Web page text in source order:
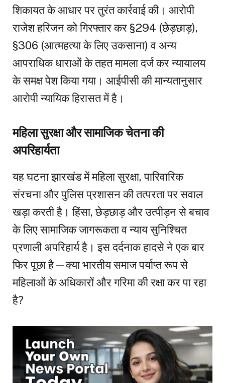
शिकायत के आधार पर तुरंत कार्रवाई की। आरोपी
राजेश हरिजन को गिरफ्तार कर §294 (छेड़छाड़),
§306 (आत्महत्या के लिए उकसाना) व अन्य
आपराधिक धाराओं के तहत मामला दर्ज कर न्यायालय
के समक्ष पेश किया गया। आईपीसी की मान्यतानुसार
आरोपी न्यायिक हिरासत में है।
महिला सुरक्षा और सामाजिक चेतना की
अपरिहार्यता
यह घटना झारखंड में महिला सुरक्षा, पारिवारिक
संरचना और पुलिस प्रशासन की तत्परता पर सवाल
खड़ा करती है। हिंसा, छेड़छाड़ और उत्पीड़न से बचाव
के लिए सामाजिक जागरूकता व न्याय सुनिश्चित
प्रणाली अपरिहार्य है। इस दर्दनाक हादसे ने एक बार
फिर पूछा है—क्या भारतीय समाज पर्याप्त रूप से
महिलाओं के अधिकारों और गरिमा की रक्षा कर पा रहा
है?